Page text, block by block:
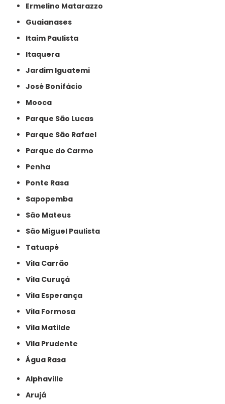
Ermelino Matarazzo
Guaianases
Itaim Paulista
Itaquera
Jardim Iguatemi
José Bonifácio
Mooca
Parque São Lucas
Parque São Rafael
Parque do Carmo
Penha
Ponte Rasa
Sapopemba
São Mateus
São Miguel Paulista
Tatuapé
Vila Carrão
Vila Curuçá
Vila Esperança
Vila Formosa
Vila Matilde
Vila Prudente
Água Rasa
Alphaville
Arujá